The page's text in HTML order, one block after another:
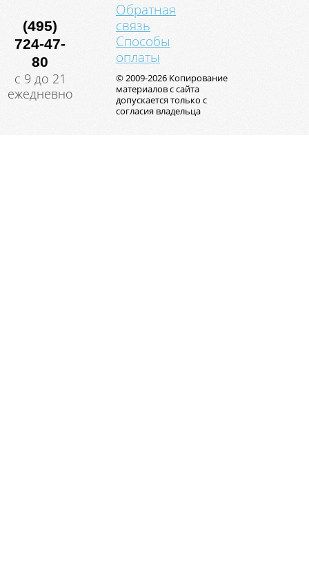
(495)
724-47-
80
с 9 до 21
ежедневно
Обратная
связь
Способы
оплаты
© 2009-2026 Копирование
материалов с сайта
допускается только с
согласия владельца